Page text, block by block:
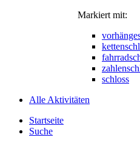
Markiert mit:
schloss
Alle Aktivitäten
Startseite
Suche